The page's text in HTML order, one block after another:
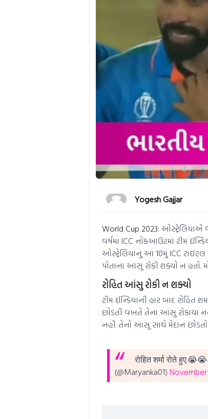
Yogesh Gajjar
World Cup 2023: ઓસ્ટ્રેલિયાએ
વર્ષમાં ICC નોકઆઉટમાં ટીમ
ઓસ્ટ્રેલિયાનું આ 10મું ICC ટાઇટલ
પોતાના આંસુ રોકી શક્યો ન હતો.
રોહિત આંસુ રોકી ન શક્યો
ટીમ ઈન્ડિયાની હાર બાદ
છોડતી વખતે તેના આંસુ રોકાયા
નહીં. તેનો આંસુ સાથે મેદાન
रोहित शर्मा रोते
(@Maryanka01) November